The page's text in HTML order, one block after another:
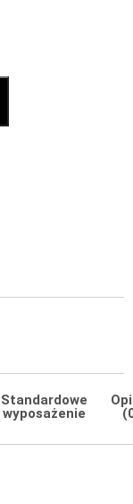
Standardowe
wyposażenie